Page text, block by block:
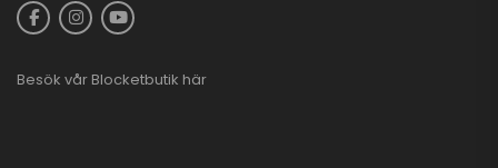
Besök vår Blocketbutik här